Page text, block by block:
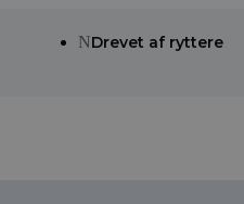
NDrevet af ryttere